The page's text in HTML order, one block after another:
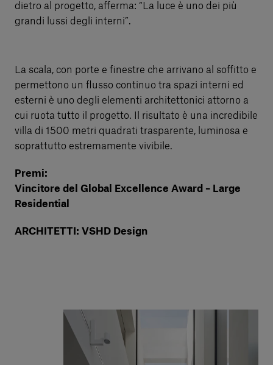
dietro al progetto, afferma: “La luce è uno dei più
grandi lussi degli interni”.
La scala, con porte e finestre che arrivano al soffitto e
permettono un flusso continuo tra spazi interni ed
esterni è uno degli elementi architettonici attorno a
cui ruota tutto il progetto. Il risultato è una incredibile
villa di 1500 metri quadrati trasparente, luminosa e
soprattutto estremamente vivibile.
Premi:
Vincitore del Global Excellence Award – Large
Residential
ARCHITETTI: VSHD Design